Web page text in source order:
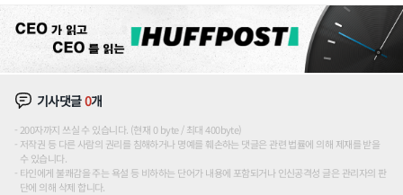
기사댓글0개
200자까지 쓰실 수 있습니다. (현재 0 byte / 최대 400byte)
저작권 등 다른 사람의 권리를 침해하거나 명예를 훼손하는 댓글은 관련 법률에 의해 제재를 받을
수 있습니다.
타인에게 불쾌감을 주는 욕설 등 비하하는 단어가 내용에 포함되거나 인신공격성 글은 관리자의 판
단에 의해 삭제 합니다.